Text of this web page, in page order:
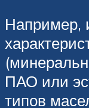
Например,
ПАО или
типов